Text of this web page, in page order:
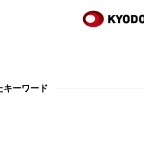
キーワード